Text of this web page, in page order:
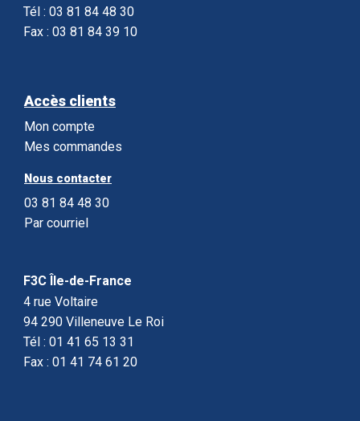
Tél : 03 81 84 48 30
Fax : 03 81 84 39 10
Accès clients
Mon compte
Mes commandes
Nous contacter
03 81 84 48 30
Par courriel
F3C Île-de-France
4 rue Voltaire
94 290 Villeneuve Le Roi
Tél : 01 41 65 13 31
Fax : 01 41 74 61 20